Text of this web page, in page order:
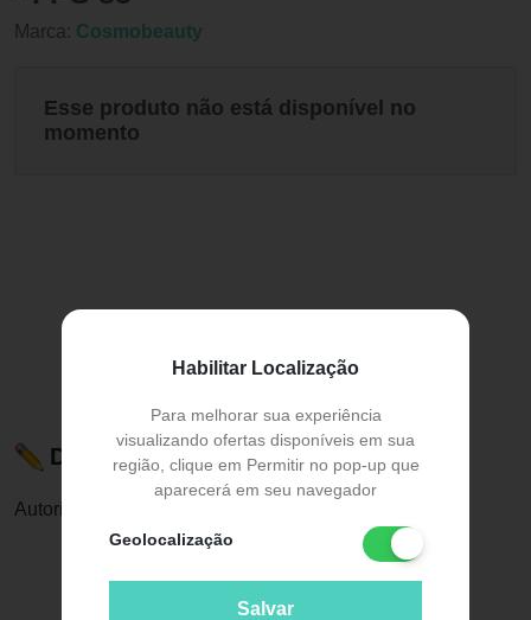
Habilitar Localização
Para melhorar sua experiência
visualizando ofertas disponíveis em sua
região, clique em Permitir no pop-up que
aparecerá em seu navegador
Geolocalização
Salvar
Marca: Cosmobeauty
Esse produto não está disponível no
momento
Descrição do Produto
Autorização de funcionamento ANVISA: 2.01.851-3